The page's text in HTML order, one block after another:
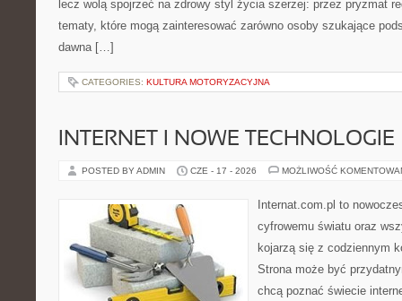
lecz wolą spojrzeć na zdrowy styl życia szerzej: przez pryzmat
tematy, które mogą zainteresować zarówno osoby szukające
dawna […]
CATEGORIES: KULTURA MOTORYZACYJNA
INTERNET I NOWE TECHNOLOGIE
POSTED BY ADMIN CZE - 17 - 2026 MOŻLIWOŚĆ
Internat.com.pl to
cyfrowemu światu oraz
kojarzą się z codziennym
Strona może być
chcą poznać świecie